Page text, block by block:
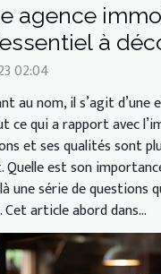
agence
à
02:04
au nom, il s’agit
ce qui a rapport avec
et ses qualités sont
Quelle est son
une série de questions
Cet article abord dans...